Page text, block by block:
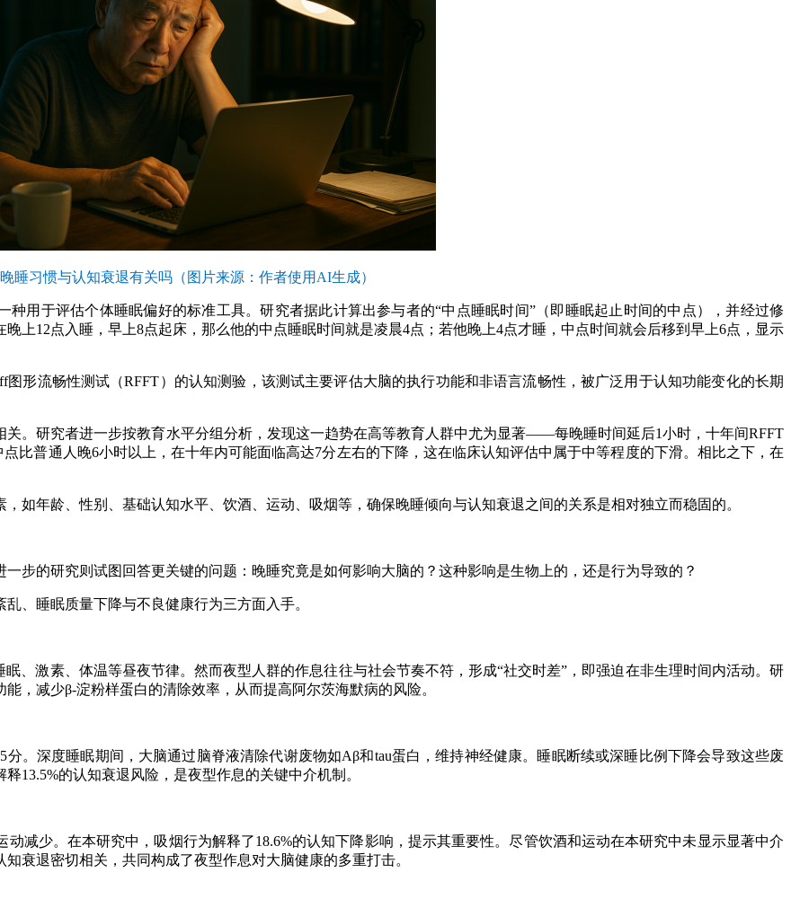
晚睡习惯与认知衰退有关吗（图片来源：作者使用AI生成）
用于评估个体睡眠偏好的标准工具。研究者据此计算出参与者的“中点睡眠时间”（即睡眠起止时间的中点），并经过修
上12点入睡，早上8点起床，那么他的中点睡眠时间就是凌晨4点；若他晚上4点才睡，中点时间就会后移到早上6点，显示
流畅性测试（RFFT）的认知测验，该测试主要评估大脑的执行功能和非语言流畅性，被广泛用于认知功能变化的长期
研究者进一步按教育水平分组分析，发现这一趋势在高等教育人群中尤为显著——每晚睡时间延后1小时，十年间RFFT
比普通人晚6小时以上，在十年内可能面临高达7分左右的下降，这在临床认知评估中属于中等程度的下滑。相比之下，在
年龄、性别、基础认知水平、饮酒、运动、吸烟等，确保晚睡倾向与认知衰退之间的关系是相对独立而稳固的。
的研究则试图回答更关键的问题：晚睡究竟是如何影响大脑的？这种影响是生物上的，还是行为导致的？
睡眠质量下降与不良健康行为三方面入手。
激素、体温等昼夜节律。然而夜型人群的作息往往与社会节奏不符，形成“社交时差”，即强迫在非生理时间内活动。研
，减少β-淀粉样蛋白的清除效率，从而提高阿尔茨海默病的风险。
深度睡眠期间，大脑通过脑脊液清除代谢废物如Aβ和tau蛋白，维持神经健康。睡眠断续或深睡比例下降会导致这些废
13.5%的认知衰退风险，是夜型作息的关键中介机制。
少。在本研究中，吸烟行为解释了18.6%的认知下降影响，提示其重要性。尽管饮酒和运动在本研究中未显示显著中介
衰退密切相关，共同构成了夜型作息对大脑健康的多重打击。